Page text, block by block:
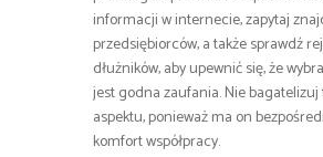
informacji w internecie, zapytaj
przedsiębiorców, a także sprawdź
dłużników, aby upewnić się, że
jest godna zaufania. Nie
aspektu, ponieważ ma on
komfort współpracy.